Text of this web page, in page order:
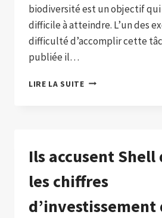
biodiversité est un objectif
difficile à atteindre. L’un des
difficulté d’accomplir cette
publiée il…
LIRE LA SUITEAUTRE
:
LA
DE
Ils accusent
les chiffres
d’investissement